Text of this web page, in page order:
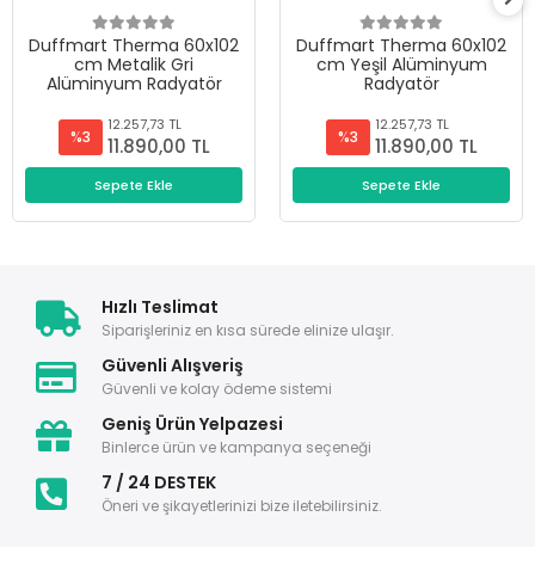
Duffmart Therma 60x102
cm Metalik Gri
Alüminyum Radyatör
%3
12.257,73 TL
11.890,00 TL
Sepete Ekle
Duffmart Therma 60x102
cm Yeşil Alüminyum
Radyatör
%3
12.257,73 TL
11.890,00 TL
Sepete Ekle
Hızlı Teslimat
Siparişleriniz en kısa sürede elinize ulaşır.
Güvenli Alışveriş
Güvenli ve kolay ödeme sistemi
Geniş Ürün Yelpazesi
Binlerce ürün ve kampanya seçeneği
7 / 24 DESTEK
Öneri ve şikayetlerinizi bize iletebilirsiniz.